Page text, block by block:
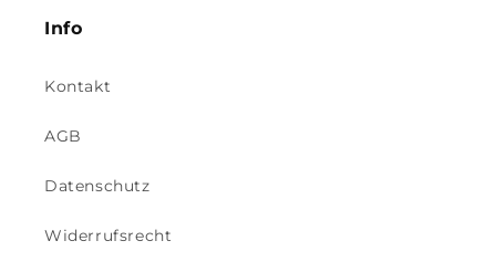
Info
Kontakt
AGB
Datenschutz
Widerrufsrecht